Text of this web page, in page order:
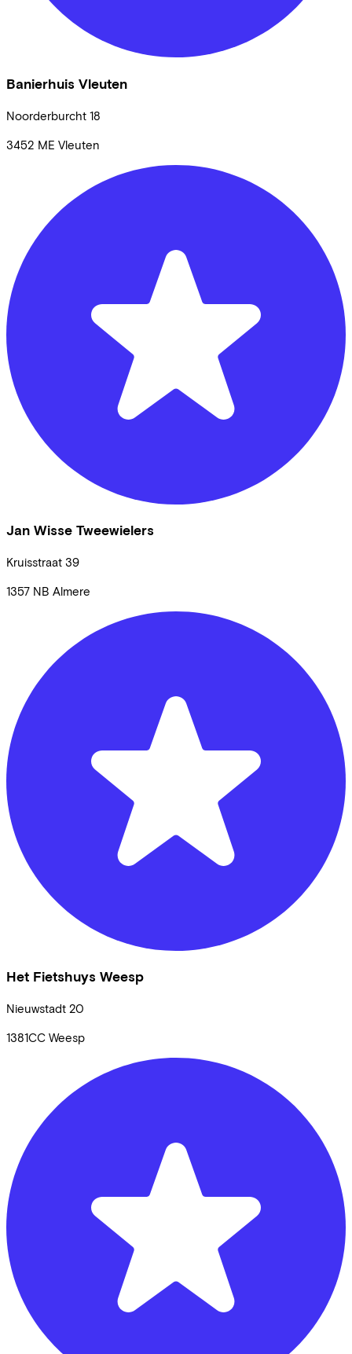
Banierhuis Vleuten
Noorderburcht 18
3452 ME Vleuten
Jan Wisse Tweewielers
Kruisstraat 39
1357 NB Almere
Het Fietshuys Weesp
Nieuwstadt 20
1381CC Weesp